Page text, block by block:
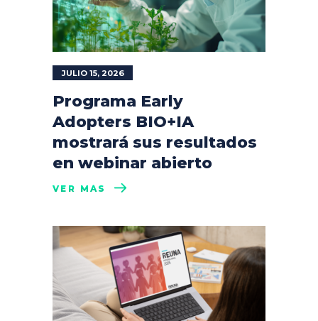
JULIO 15, 2026
Programa Early
Adopters BIO+IA
mostrará sus resultados
en webinar abierto
VER MÁS